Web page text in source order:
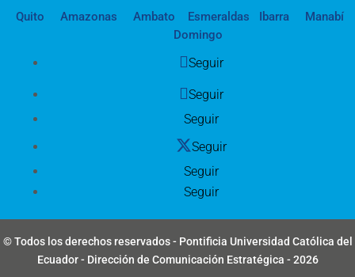
Quito Amazonas Ambato Esmeraldas Ibarra
Manabí
Domingo
Seguir
Seguir
Seguir
Seguir
Seguir
Seguir
© Todos los derechos reservados - Pontificia Universidad Católica del
Ecuador - Dirección de Comunicación Estratégica - 2026